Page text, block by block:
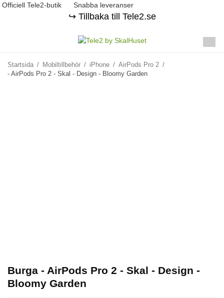
Officiell Tele2-butik Snabba leveranser
↪️ Tillbaka till Tele2.se
Startsida / Mobiltillbehör / iPhone / AirPods Pro 2 /
- AirPods Pro 2 - Skal - Design - Bloomy Garden
Burga - AirPods Pro 2 - Skal - Design -
Bloomy Garden